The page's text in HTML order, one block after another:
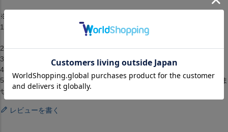
※取り寄せ注文規約※
1.2点以上のお買い上げの場合準備ができた商品から順に発送します。
（配送料・手数料は初回発送分のみご請求）
2.お客様都合によるキャンセル・返品はできません。
3.メーカーが在庫を確保できず、キャンセルとなる場合がございます。
4.仕様が変更される場合もございます。
5.配送までに1週間から2週間ほどかかります。（配送日の指定はできま
せん）
レビューを書く